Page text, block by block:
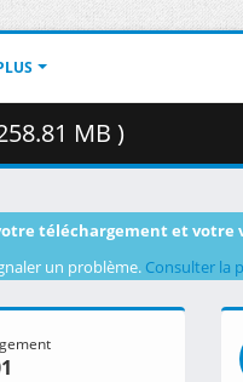
MB )
téléchargement et votre
un problème. Consulter la